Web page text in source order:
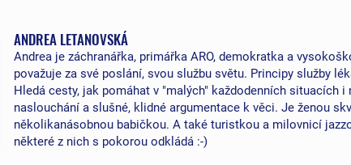
ANDREA LETANOVSKÁ
Andrea je záchranářka, primářka ARO, demokratka a
považuje za své poslání, svou službu světu. Principy služby
Hledá cesty, jak pomáhat v "malých" každodenních situacích
naslouchání a slušné, klidné argumentace k věci. Je ženou
několikanásobnou babičkou. A také turistkou a milovnicí
některé z nich s pokorou odkládá :-)